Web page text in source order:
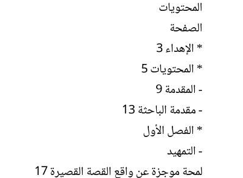
المحتويات
الصفحة
* الإهداء 3
* المحتويات 5
- المقدمة 9
- مقدمة الباحثة 13
* الفصل الأول
- التمهيد
لمحة موجزة عن واقع القصة القصيرة 17